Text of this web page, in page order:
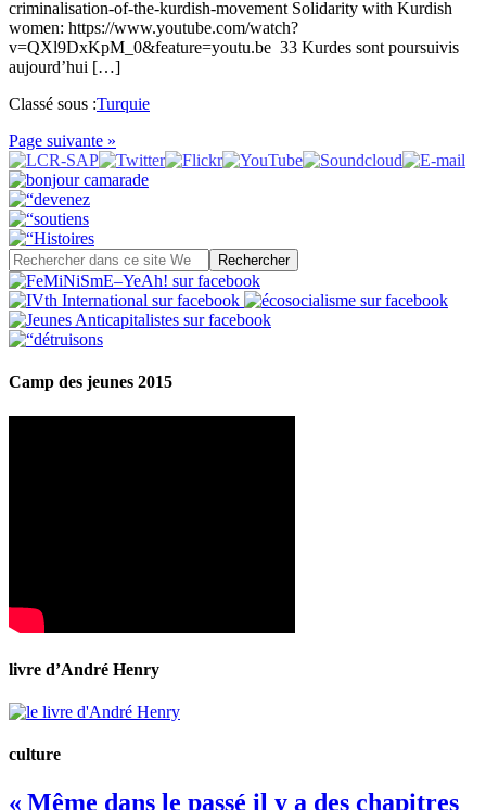
criminalisation-of-the-kurdish-movement Solidarity with Kurdish
women: https://www.youtube.com/watch?
v=QXl9DxKpM_0&feature=youtu.be 33 Kurdes sont poursuivis
aujourd’hui […]
Classé sous :Turquie
Page suivante »
Camp des jeunes 2015
livre d’André Henry
culture
« Même dans le passé il y a des chapitres